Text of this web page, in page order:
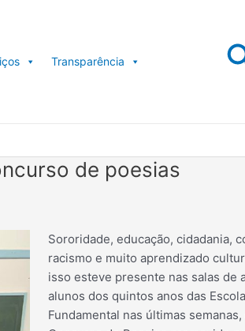
Transparência
de poesias
Sororidade, educação, cidadania,
racismo e muito aprendizado
isso esteve presente nas salas de
alunos dos quintos anos das
Fundamental nas últimas